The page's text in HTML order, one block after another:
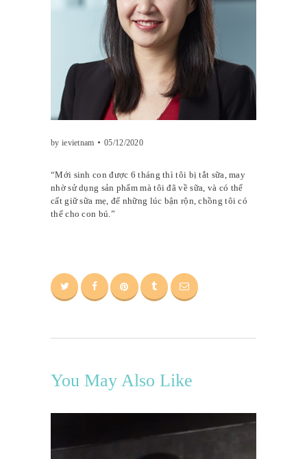
by ievietnam 05/12/2020
“Mới sinh con được 6 tháng thì tôi bị tắt sữa, may
nhờ sử dụng sản phẩm mà tôi đã về sữa, và có thể
cất giữ sữa mẹ, để những lúc bận rộn, chồng tôi có
thể cho con bú.”
You May Also Like